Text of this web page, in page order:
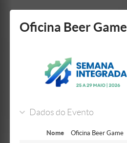
barra
Oficina Beer Game
Dados do Evento
Nome Oficina Beer Game